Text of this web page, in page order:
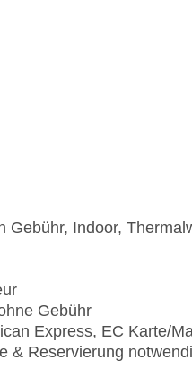
Gebühr, Indoor,
Gebühr
Express, EC Karte/
& Reservierung